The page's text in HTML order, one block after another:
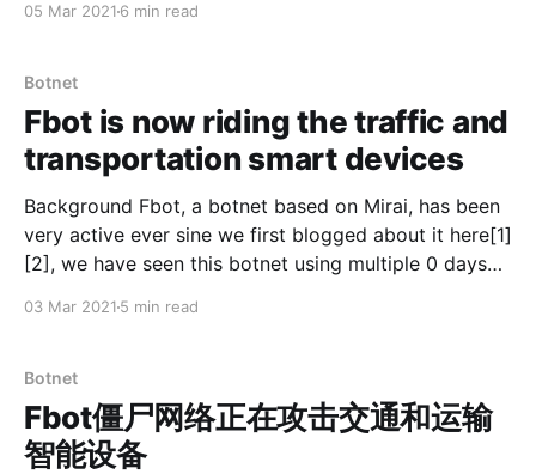
QNAP NAS设备特性，隐藏了挖矿进程，隐藏了真实的
CPU内存资源占用信息，使用户无法在Web管理界面看到
系统异常行为。 2020年10月7号，QNAP Systems, Inc.
公司发布安全公告QSA-20-08[1]，并指出已在Helpdesk
3.0.3和更高版本中解决了这些问题。 目前，互联网上还
没有公布CVE-2020-2506和CVE-2020-2507的漏洞详
细信息，由于该漏洞威胁程度极高，为保护尚未修复漏洞
测仍有数十万个在线的QNAP NAS设备存在该漏洞。 此前
05 Mar 2021 6 min read
Botnet
Fbot is now riding the traffic and
transportation smart devices
Background Fbot, a botnet based on Mirai, has been
very active ever sine we first blogged about it here[1]
[2], we have seen this botnet using multiple 0 days
03 Mar 2021 5 min read
Botnet
Fbot僵尸网络正在攻击交通和运输
智能设备